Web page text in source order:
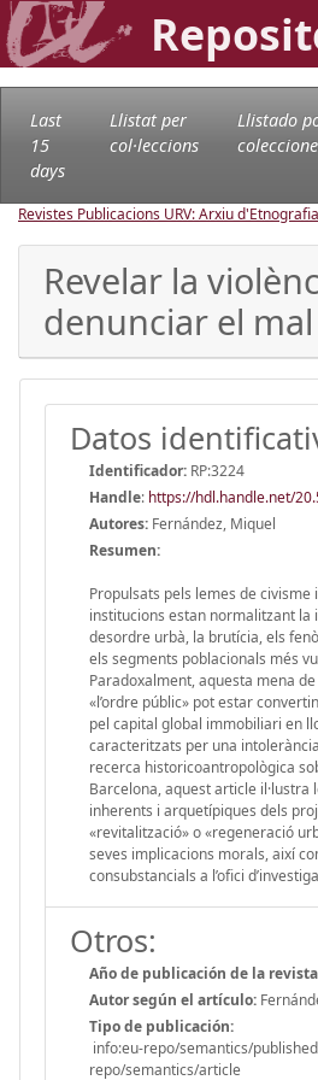
Last
15
days
Llistat per
col·leccions
Llistado
Revistes Publicacions URV: Arxiu
Revelar la
denunciar el mal
Datos
Identificador: RP:3224
Handle: https://hdl.handle.net/
Autores: Fernández, Miquel
Resumen:
Propulsats pels lemes de civisme
institucions estan normalitzant la
desordre urbà, la brutícia, els
els segments poblacionals més
Paradoxalment, aquesta mena
«l’ordre públic» pot estar
pel capital global immobiliari en
caracteritzats per una
recerca historicoantropològica
Barcelona, aquest article il·lustra
inherents i arquetípiques dels
«revitalització» o «regeneració
seves implicacions morals, així
consubstancials a l’ofici
Otros:
Año de publicación de la
Autor según el artículo:
Tipo de publicación:
info:eu-repo/semantics/
repo/semantics/article